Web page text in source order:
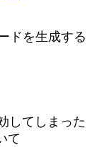
ドを生成する
してしまった
て